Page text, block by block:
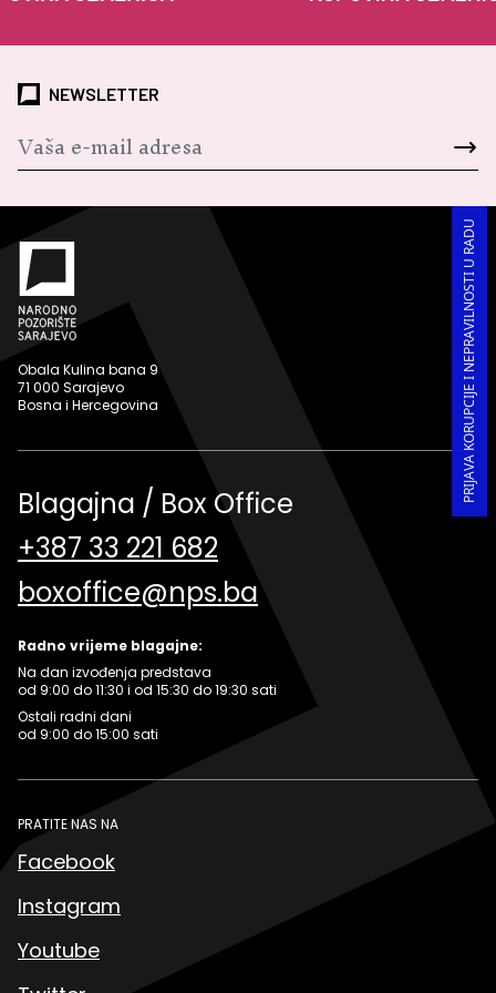
NEWSLETTER
PRIJAVA KORUPCIJE I NEPRAVILNOSTI U RADU
Obala Kulina bana 9
71 000 Sarajevo
Bosna i Hercegovina
Blagajna / Box Office
+387 33 221 682
boxoffice@nps.ba
Radno vrijeme blagajne:
Na dan izvođenja predstava
od 9:00 do 11:30 i od 15:30 do 19:30 sati
Ostali radni dani
od 9:00 do 15:00 sati
PRATITE NAS NA
Facebook
Instagram
Youtube